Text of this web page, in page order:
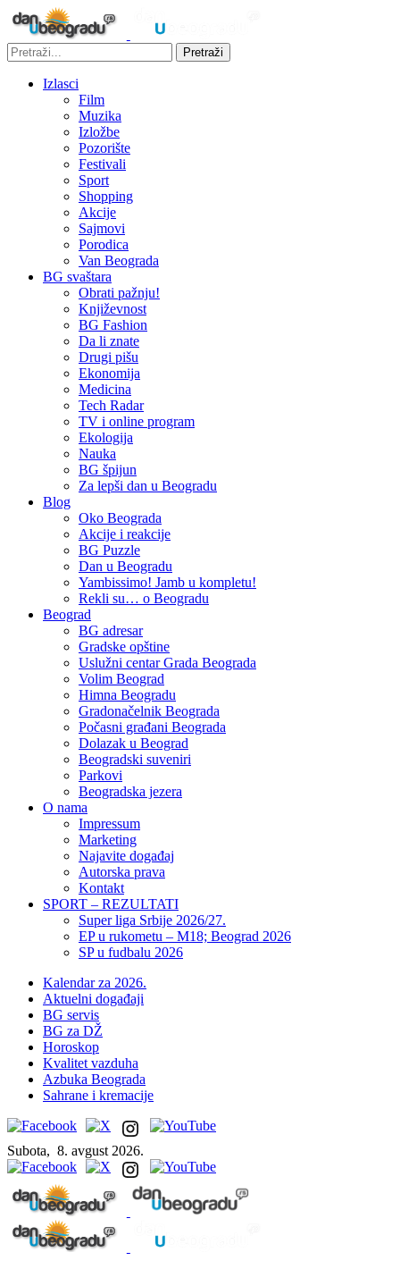
Pretraži
Izlasci
Film
Muzika
Izložbe
Pozorište
Festivali
Sport
Shopping
Akcije
Sajmovi
Porodica
Van Beograda
BG svaštara
Obrati pažnju!
Književnost
BG Fashion
Da li znate
Drugi pišu
Ekonomija
Medicina
Tech Radar
TV i online program
Ekologija
Nauka
BG špijun
Za lepši dan u Beogradu
Blog
Oko Beograda
Akcije i reakcije
BG Puzzle
Dan u Beogradu
Yambissimo! Jamb u kompletu!
Rekli su… o Beogradu
Beograd
BG adresar
Gradske opštine
Uslužni centar Grada Beograda
Volim Beograd
Himna Beogradu
Gradonačelnik Beograda
Počasni građani Beograda
Dolazak u Beograd
Beogradski suveniri
Parkovi
Beogradska jezera
O nama
Impressum
Marketing
Najavite događaj
Autorska prava
Kontakt
SPORT – REZULTATI
Super liga Srbije 2026/27.
EP u rukometu – M18; Beograd 2026
SP u fudbalu 2026
Kalendar za 2026.
Aktuelni događaji
BG servis
BG za DŽ
Horoskop
Kvalitet vazduha
Azbuka Beograda
Sahrane i kremacije
Subota, 8. avgust 2026.